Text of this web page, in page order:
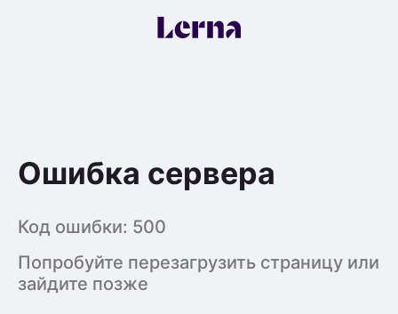
Ошибка сервера
Код ошибки: 500
Попробуйте перезагрузить страницу или
зайдите позже